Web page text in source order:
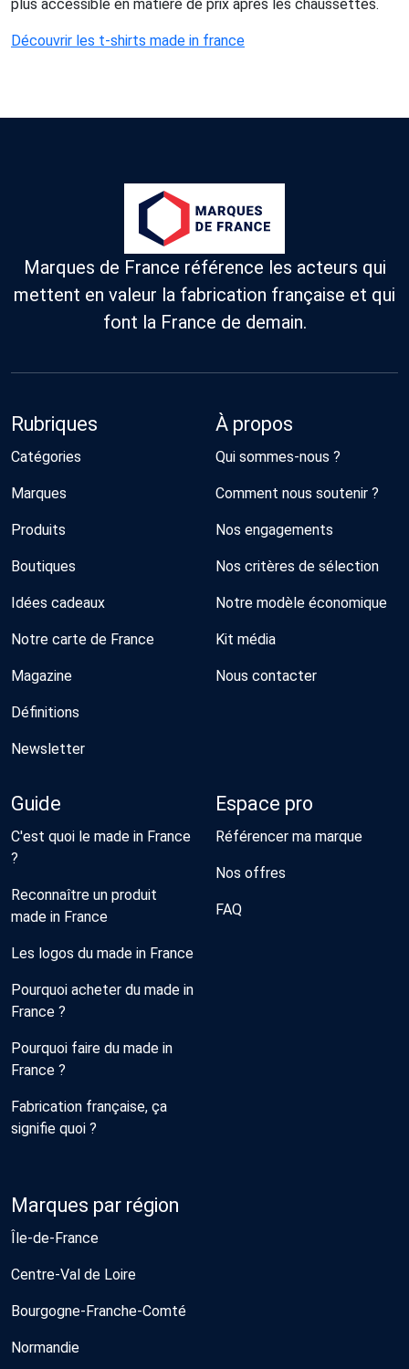
plus accessible en matière de prix après les chaussettes.
Découvrir les t-shirts made in france
Marques de France référence les acteurs qui
mettent en valeur la fabrication française et qui
font la France de demain.
Rubriques
Catégories
Marques
Produits
Boutiques
Idées cadeaux
Notre carte de France
Magazine
Définitions
Newsletter
À propos
Qui sommes-nous ?
Comment nous soutenir ?
Nos engagements
Nos critères de sélection
Notre modèle économique
Kit média
Nous contacter
Guide
C'est quoi le made in France
?
Reconnaître un produit
made in France
Les logos du made in France
Pourquoi acheter du made in
France ?
Pourquoi faire du made in
France ?
Fabrication française, ça
signifie quoi ?
Espace pro
Référencer ma marque
Nos offres
FAQ
Marques par région
Île-de-France
Centre-Val de Loire
Bourgogne-Franche-Comté
Normandie